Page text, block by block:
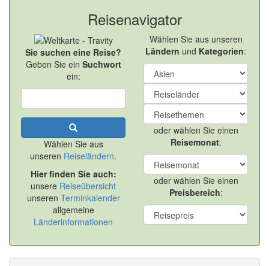
Reisenavigator
Sie suchen eine Reise?
Geben Sie ein Suchwort
ein:
Wählen Sie aus
unseren Reiseländern.
Hier finden Sie auch:
unsere Reiseübersicht
unseren Terminkalender
allgemeine
Länderinformationen
Wählen Sie aus unseren
Ländern und Kategorien:
oder wählen Sie einen
Reisemonat:
oder wählen Sie einen
Preisbereich: